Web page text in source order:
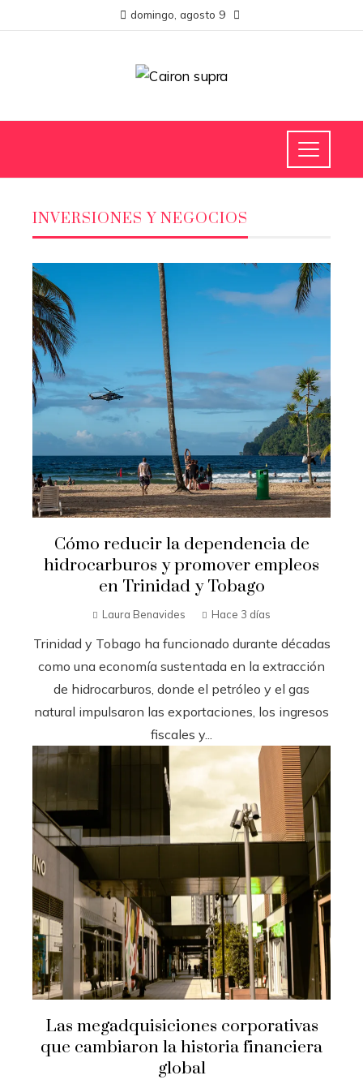
domingo, agosto 9
INVERSIONES Y NEGOCIOS
Cómo reducir la dependencia de
hidrocarburos y promover empleos
en Trinidad y Tobago
Laura Benavides Hace 3 días
Trinidad y Tobago ha funcionado durante décadas
como una economía sustentada en la extracción
de hidrocarburos, donde el petróleo y el gas
natural impulsaron las exportaciones, los ingresos
fiscales y...
Las megadquisiciones corporativas
que cambiaron la historia financiera
global